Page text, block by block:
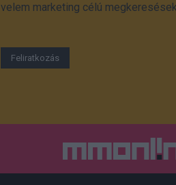
velem marketing célú